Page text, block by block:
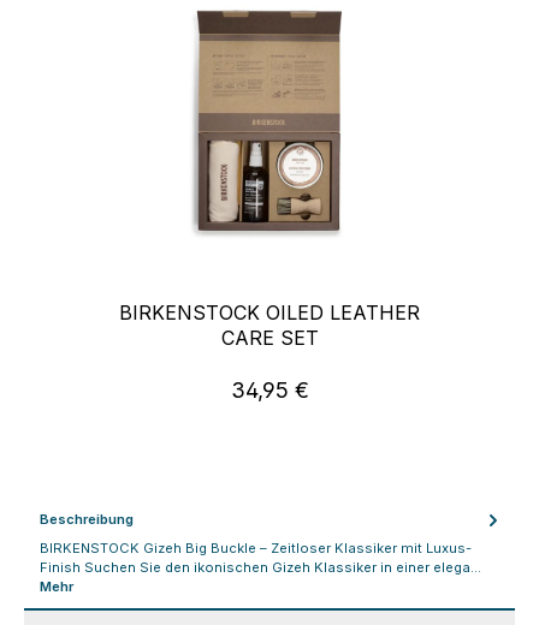
BIRKENSTOCK OILED LEATHER
CARE SET
Regulärer Preis:
34,95 €
Beschreibung
BIRKENSTOCK Gizeh Big Buckle – Zeitloser Klassiker mit Luxus-
Finish Suchen Sie den ikonischen Gizeh Klassiker in einer elega…
Mehr